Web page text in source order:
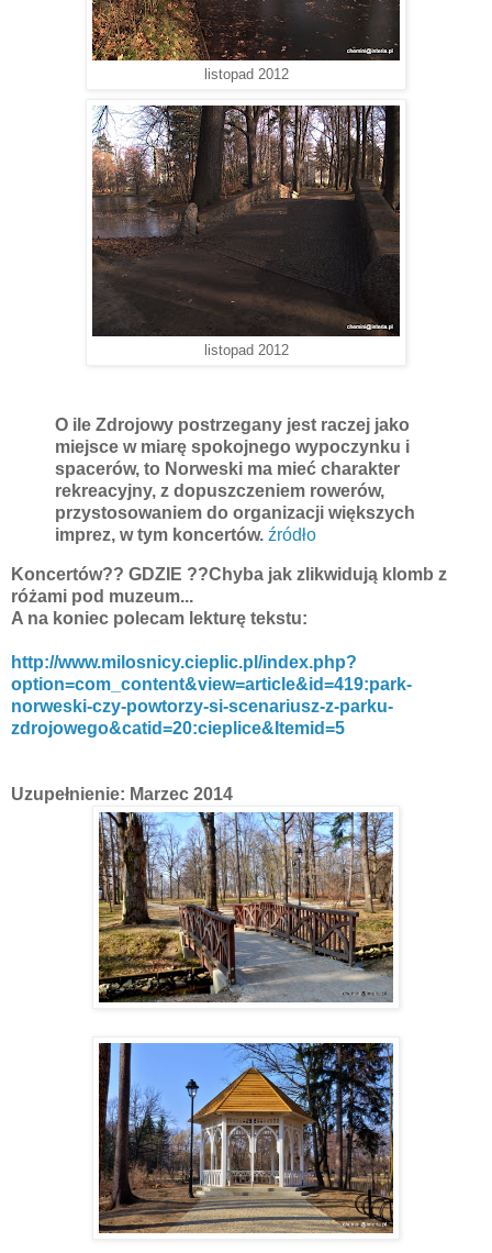
listopad 2012
listopad 2012
O ile Zdrojowy postrzegany jest raczej jako
miejsce w miarę spokojnego wypoczynku i
spacerów, to Norweski ma mieć charakter
rekreacyjny, z dopuszczeniem rowerów,
przystosowaniem do organizacji większych
imprez, w tym koncertów. źródło
Koncertów?? GDZIE ??Chyba jak zlikwidują klomb z
różami pod muzeum...
A na koniec polecam lekturę tekstu:
http://www.milosnicy.cieplic.pl/index.php?
option=com_content&view=article&id=419:park-
norweski-czy-powtorzy-si-scenariusz-z-parku-
zdrojowego&catid=20:cieplice&Itemid=5
Uzupełnienie: Marzec 2014